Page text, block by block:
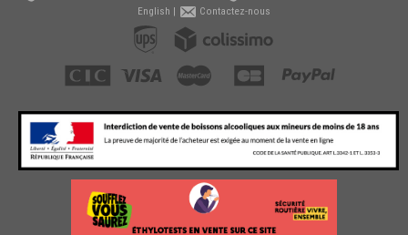
English |
Contactez-nous